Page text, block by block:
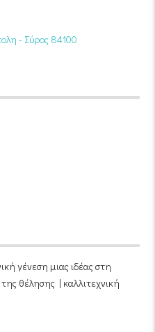
- Σύρος 84100
γένεση μιας ιδέας στη
θέλησης | καλλιτεχνική